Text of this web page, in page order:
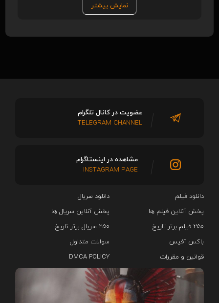
نمایش بیشتر
دانلود فیلم
دانلود سریال‌
پخش آنلاین فیلم ها
پخش آنلاین سریال ها
۲۵۰ فیلم برتر تاریخ
۲۵۰ سریال برتر تاریخ
باکس آفیس
سوالات متداول
قوانین و مقررات
DMCA POLICY
عضویت در کانال تلگرام
TELEGRAM CHANNEL
مشاهده در اینستاگرام
INSTAGRAM PAGE